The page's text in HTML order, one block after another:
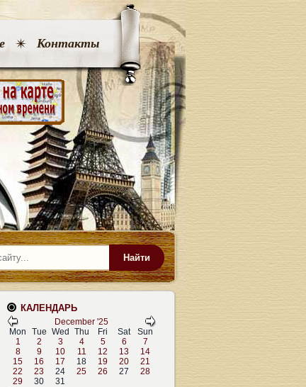
Контакты
Найти
КАЛЕНДАРЬ
December '25
Mon
Tue Wed Thu Fri Sat
Sun
1
2 3 4 5 6
7
8
9 10 11 12 13
14
15
16 17 18 19 20
21
22
23 24 25 26 27
28
29
30 31